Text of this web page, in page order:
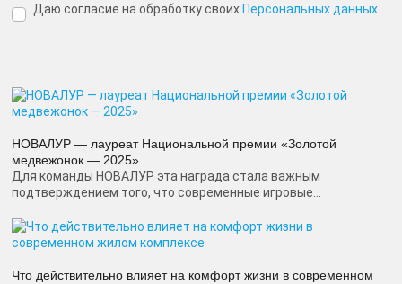
Даю согласие на обработку своих Персональных данных
НОВАЛУР — лауреат Национальной премии «Золотой
медвежонок — 2025»
Для команды НОВАЛУР эта награда стала важным
подтверждением того, что современные игровые...
Что действительно влияет на комфорт жизни в современном